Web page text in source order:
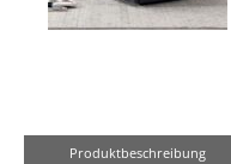
Produktbeschreibung